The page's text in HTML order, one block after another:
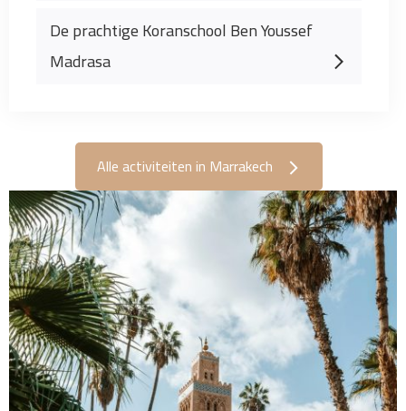
De prachtige Koranschool Ben Youssef
Madrasa
Alle activiteiten in Marrakech